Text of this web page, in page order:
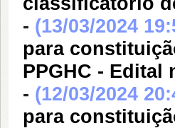
- (13/03/2024
para
PPGHC - Edital
- (12/03/2024
para